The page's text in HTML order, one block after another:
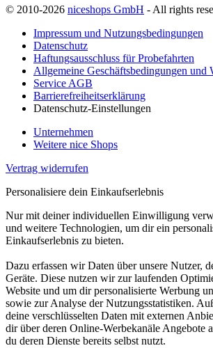
© 2010-2026 niceshops GmbH - All rights
Impressum und Nutzungsbedingungen
Datenschutz
Haftungsausschluss für Probefahrten
Allgemeine Geschäftsbedingungen und
Service AGB
Barrierefreiheitserklärung
Datenschutz-Einstellungen
Unternehmen
Weitere nice Shops
Vertrag widerrufen
Personalisiere dein Einkaufserlebnis
Nur mit deiner individuellen Einwilligung
und weitere Technologien, um dir ein
Einkaufserlebnis zu bieten.
Dazu erfassen wir Daten über unsere Nutzer,
Geräte. Diese nutzen wir zur laufenden
Website und um dir personalisierte Werbung
sowie zur Analyse der Nutzungsstatistiken.
deine verschlüsselten Daten mit externen
dir über deren Online-Werbekanäle Angebote
du deren Dienste bereits selbst nutzt.